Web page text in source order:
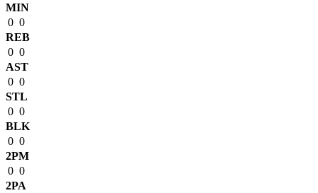
MIN
0 0
REB
0 0
AST
0 0
STL
0 0
BLK
0 0
2PM
0 0
2PA